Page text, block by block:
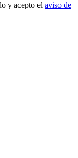
y acepto el aviso de